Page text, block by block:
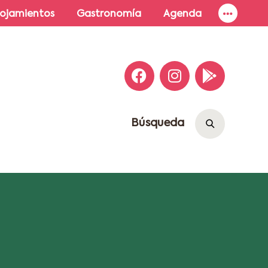
Gastronomía Agenda
Búsqueda